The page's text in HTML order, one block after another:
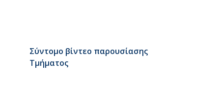
Σύντομο βίντεο παρουσίασης
Τμήματος